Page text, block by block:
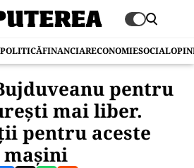
POLITICĂFINANCIARECONOMIESOCIAL
pentru
mai liber.
pentru aceste
mașini